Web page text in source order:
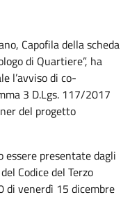
Capofila della scheda
di Quartiere”, ha
l’avviso di co-
3 D.Lgs. 117/2017
del progetto
essere presentate dagli
Codice del Terzo
di venerdì 15 dicembre